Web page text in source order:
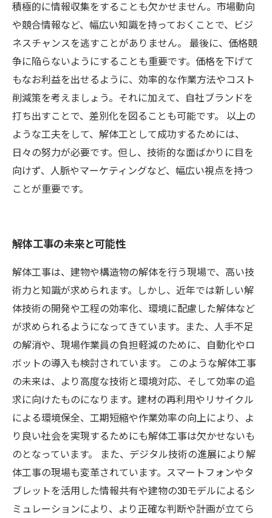
積極的に情報収集をすることも欠かせません。市場動向
や競合情報など、幅広い知識を持っておくことで、ビジ
ネスチャンスを逃すことがありません。 最後に、価格競
争に陥らないようにすることも重要です。価格を下げて
もなお利益を出せるように、効率的な作業方法やコスト
削減策を考えましょう。それに加えて、自社ブランドを
打ち出すことで、差別化を図ることも可能です。 以上の
ような工夫をして、解体工として成功するためには、
日々の努力が必要です。但し、技術的な面ばかりに目を
向けず、人脈やマーケティングなど、幅広い視点を持つ
ことが重要です。
解体工事の未来と可能性
解体工事は、建物や構造物の解体を行う現場で、高い技
術力と知識が求められます。しかし、近年では新しい解
体技術の開発や工程の効率化、環境に配慮した解体など
が求められるようになってきています。また、人手不足
の解消や、現場作業員の負担軽減のために、自動化やロ
ボットの導入も検討されています。 このような解体工事
の未来は、より高度な技術と環境対応、そして効率の追
求に向けたものになります。建材の再利用やリサイクル
による環境保全、工期短縮や作業効率の向上により、よ
り良い社会を実現するためにも解体工事は欠かせないも
のとなっています。 また、デジタル技術の進展により解
体工事の現場も変革されています。スマートフォンやタ
ブレットを活用した情報共有や建物の3Dモデルによるシ
ミュレーションにより、より正確な判断や計画が立てら